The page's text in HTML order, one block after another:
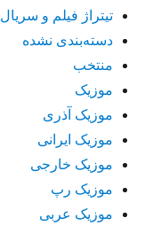
تیتراژ فیلم و سریال
دسته‌بندی نشده
منتخب
موزیک
موزیک آذری
موزیک ایرانی
موزیک خارجی
موزیک رپ
موزیک عربی